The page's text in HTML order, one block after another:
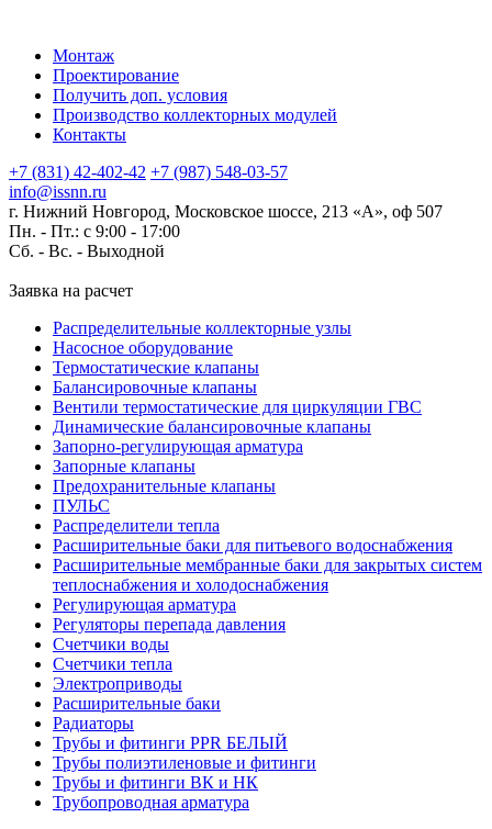
Монтаж
Проектирование
Получить доп. условия
Производство коллекторных модулей
Контакты
+7 (831) 42-402-42 +7 (987) 548-03-57
info@issnn.ru
г. Нижний Новгород, Московское шоссе, 213 «А», оф 507
Пн. - Пт.: с 9:00 - 17:00
Сб. - Вс. - Выходной
Заявка на расчет
Распределительные коллекторные узлы
Насосное оборудование
Термостатические клапаны
Балансировочные клапаны
Вентили термостатические для циркуляции ГВС
Динамические балансировочные клапаны
Запорно-регулирующая арматура
Запорные клапаны
Предохранительные клапаны
ПУЛЬС
Распределители тепла
Расширительные баки для питьевого водоснабжения
Расширительные мембранные баки для закрытых систем
теплоснабжения и холодоснабжения
Регулирующая арматура
Регуляторы перепада давления
Счетчики воды
Счетчики тепла
Электроприводы
Расширительные баки
Радиаторы
Трубы и фитинги PPR БЕЛЫЙ
Трубы полиэтиленовые и фитинги
Трубы и фитинги ВК и НК
Трубопроводная арматура